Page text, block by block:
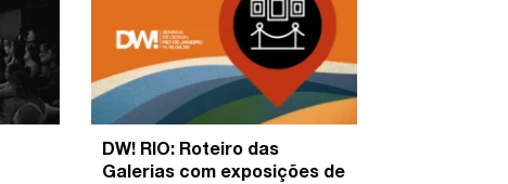
DW! RIO: Roteiro das
Galerias com exposições de